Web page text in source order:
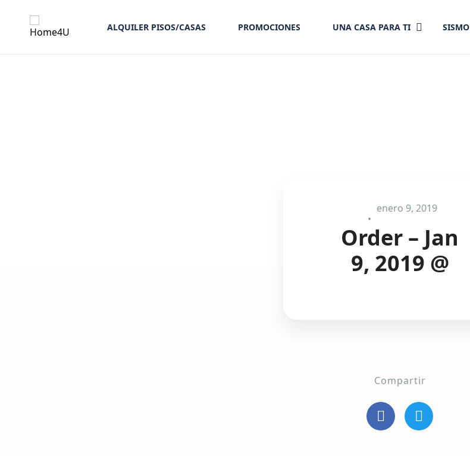
ALQUILER PISOS/CASAS PROMOCIONES UNA CASA PARA TI SISMO
enero 9, 2019
Order – Jan
9, 2019 @
Compartir